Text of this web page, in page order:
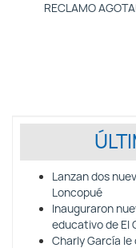
RECLAMO
Lanzan dos
Loncopué
Inauguraron
educativo de El
Charly García